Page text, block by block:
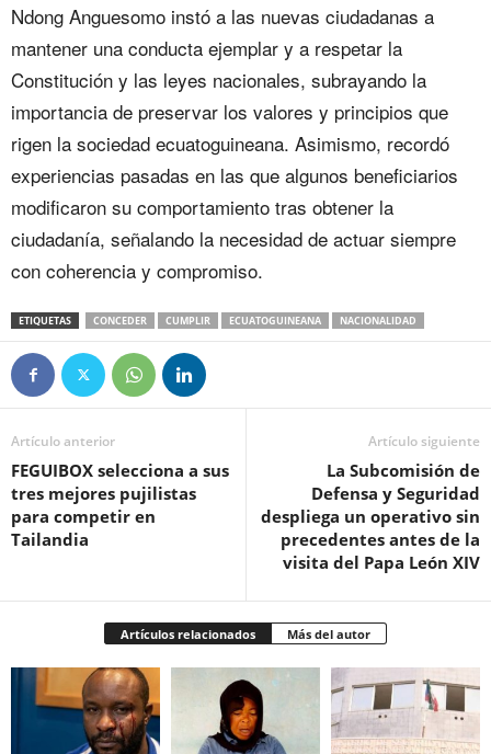
Ndong Anguesomo instó a las nuevas ciudadanas a
mantener una conducta ejemplar y a respetar la
Constitución y las leyes nacionales, subrayando la
importancia de preservar los valores y principios que
rigen la sociedad ecuatoguineana. Asimismo, recordó
experiencias pasadas en las que algunos beneficiarios
modificaron su comportamiento tras obtener la
ciudadanía, señalando la necesidad de actuar siempre
con coherencia y compromiso.
ETIQUETAS CONCEDER CUMPLIR ECUATOGUINEANA NACIONALIDAD
Artículo anterior
FEGUIBOX selecciona a sus
tres mejores pujilistas
para competir en
Tailandia
Artículo siguiente
La Subcomisión de
Defensa y Seguridad
despliega un operativo sin
precedentes antes de la
visita del Papa León XIV
Artículos relacionados Más del autor